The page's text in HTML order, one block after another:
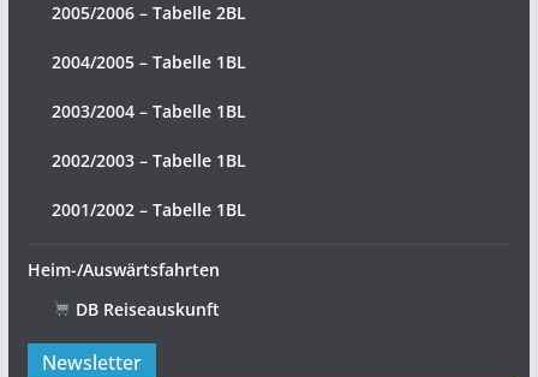
2005/2006 – Tabelle 2BL
2004/2005 – Tabelle 1BL
2003/2004 – Tabelle 1BL
2002/2003 – Tabelle 1BL
2001/2002 – Tabelle 1BL
Heim-/Auswärtsfahrten
DB Reiseauskunft
Newsletter